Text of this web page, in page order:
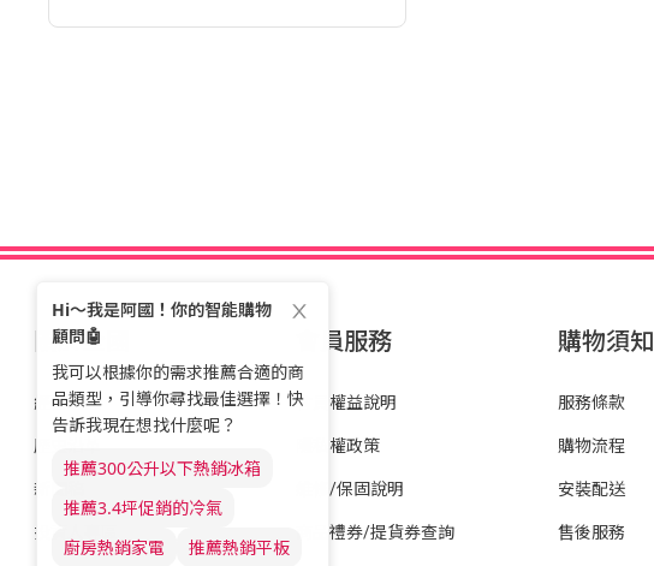
關於全國
經營理念
歷史沿革
新聞稿
投資人專區
會員服務
會員權益說明
隱私權政策
維修/保固說明
商品禮券/提貨券查詢
購物須知
服務條款
購物流程
安裝配送
售後服務